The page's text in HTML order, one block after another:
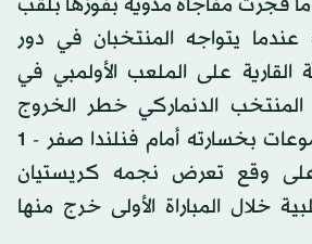
عام 1992 عندما فجرت مفاجأة مدوية بفوزها بلقب
يتواجه المنتخبان في دور
القارية على الملعب الأولمبي في
المنتخب الدنماركي خطر الخروج
باكراً من دور المجموعات بخسارته أمام فنلندا صفر - 1
1 – 2، على وقع تعرض نجمه كريستيان
خلال المباراة الأولى خرج منها